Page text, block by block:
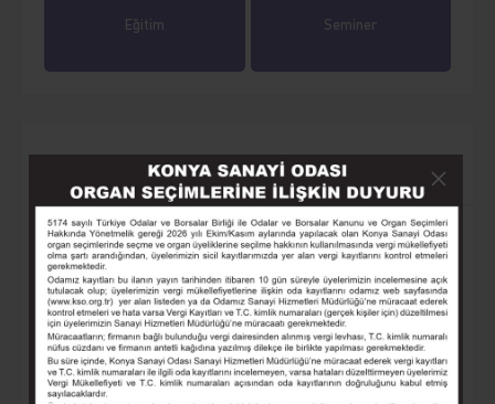
Eğitim Seminer
Yaklaşan Etkinlikler
AKILLI TARIM MAKİNELERİ VE OTOMASYON
Sayın Üyemiz, Konya Sanayi Odası, 12 Ağustos 2026
Çarşamba, saat 09.00-17.00’da “Akıllı Tarım Makineleri ve
Otomasyon” eğitimi düzenleyecektir. Eğitim herkes için
ücretsizdir.